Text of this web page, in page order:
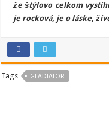
že štýlovo celkom
je rocková, je o láske,
Tags GLADIATOR